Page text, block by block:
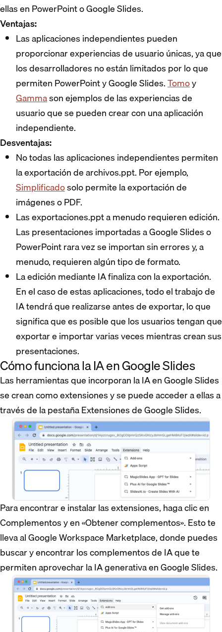
ellas en PowerPoint o Google Slides.
Ventajas:
Las aplicaciones independientes pueden
proporcionar experiencias de usuario únicas, ya que
los desarrolladores no están limitados por lo que
permiten PowerPoint y Google Slides.Tomoy
Gammason ejemplos de las experiencias de
usuario que se pueden crear con una aplicación
independiente.
Desventajas:
No todas las aplicaciones independientes permiten
la exportación de archivos.ppt. Por ejemplo,
Simplificadosolo permite la exportación de
imágenes o PDF.
Las exportaciones.ppt a menudo requieren edición.
Las presentaciones importadas a Google Slides o
PowerPoint rara vez se importan sin errores y, a
menudo, requieren algún tipo de formato.
La edición mediante IA finaliza con la exportación.
En el caso de estas aplicaciones, todo el trabajo de
IA tendrá que realizarse antes de exportar, lo que
significa que es posible que los usuarios tengan que
exportar e importar varias veces mientras crean sus
presentaciones.
Cómo funciona la IA en Google Slides
Las herramientas que incorporan la IA en Google Slides
se crean como extensiones y se puede acceder a ellas a
través de la pestaña Extensiones de Google Slides.
Para encontrar e instalar las extensiones, haga clic en
Complementos y en «Obtener complementos». Esto te
lleva al Google Workspace Marketplace, donde puedes
buscar y encontrar los complementos de IA que te
permiten aprovechar la IA generativa en Google Slides.